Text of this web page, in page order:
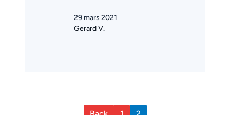
29 mars 2021
Gerard V.